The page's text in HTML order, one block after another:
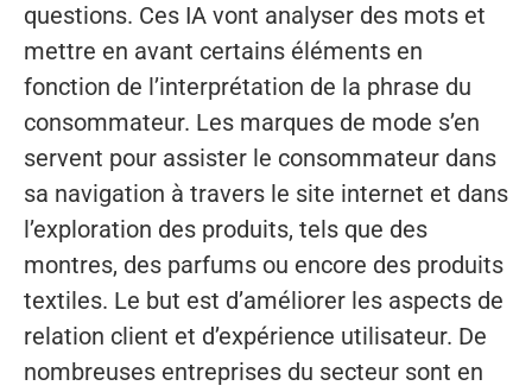
questions. Ces IA vont analyser des mots et
mettre en avant certains éléments en
fonction de l’interprétation de la phrase du
consommateur. Les marques de mode s’en
servent pour assister le consommateur dans
sa navigation à travers le site internet et dans
l’exploration des produits, tels que des
montres, des parfums ou encore des produits
textiles. Le but est d’améliorer les aspects de
relation client et d’expérience utilisateur. De
nombreuses entreprises du secteur sont en